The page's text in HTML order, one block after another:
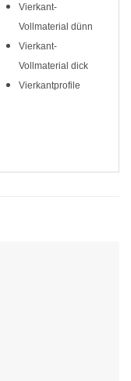
Vierkant-
Vollmaterial dünn
Vierkant-
Vollmaterial dick
Vierkantprofile